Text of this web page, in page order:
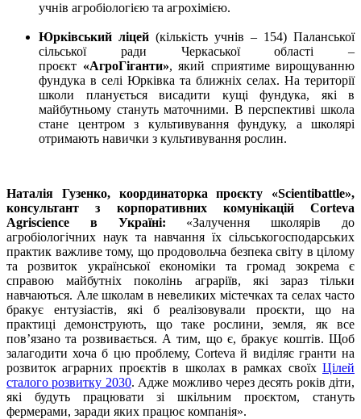
учнів агробіологією та агрохімією.
Юрківський ліцей (кількість учнів – 154) Паланської
сільської ради Черкаської області –
проєкт «АгроГіганти», який сприятиме вирощуванню
фундука в селі Юрківка та ближніх селах. На території
школи планується висадити кущі фундука, які в
майбутньому стануть маточними. В перспективі школа
стане центром з культивування фундуку, а школярі
отримають навички з культивування рослин.
Наталія Гузенко, координаторка проєкту «Scientibattle»,
консультант з корпоративних комунікацій Corteva
Agriscience в Україні: «Залучення школярів до
агробіологічних наук та навчання їх сільськогосподарських
практик важливе тому, що продовольча безпека світу в цілому
та розвиток української економіки та громад зокрема є
справою майбутніх поколінь аграріїв, які зараз тільки
навчаються. Але школам в невеликих містечках та селах часто
бракує ентузіастів, які б реалізовували проєкти, що на
практиці демонструють, що таке рослини, земля, як все
пов’язано та розвивається. А тим, що є, бракує коштів. Щоб
залагодити хоча б цю проблему, Corteva й виділяє гранти на
розвиток аграрних проєктів в школах в рамках своїх Цілей
сталого розвитку 2030. Адже можливо через десять років діти,
які будуть працювати зі шкільним проєктом, стануть
фермерами, заради яких працює компанія».